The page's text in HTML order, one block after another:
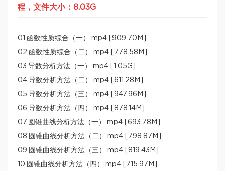
程，文件大小：8.03G
01.函数性质综合（一）.mp4 [909.70M]
02.函数性质综合（二）.mp4 [778.58M]
03.导数分析方法（一）.mp4 [1.05G]
04.导数分析方法（二）.mp4 [611.28M]
05.导数分析方法（三）.mp4 [947.96M]
06.导数分析方法（四）.mp4 [878.14M]
07.圆锥曲线分析方法（一）.mp4 [693.78M]
08.圆锥曲线分析方法（二）.mp4 [798.87M]
09.圆锥曲线分析方法（三）.mp4 [819.43M]
10.圆锥曲线分析方法（四）.mp4 [715.97M]